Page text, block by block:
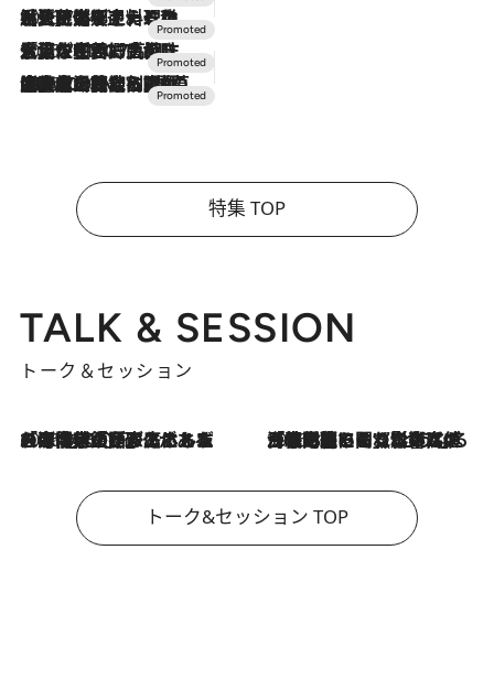
2026.7.24
【夏限定ディナーコース】旬を迎える稚鮎や花ズッキーニなどをイタリア・トスカーナの郷土料理の手法で満喫！
2026.7.17
「土佐和ハーブかき氷」がOMO7高知に登場！生姜、山椒、大葉など目にも舌にも涼を呼ぶ郷土の味
2026.7.10
NEW OPEN！【界 草津】名湯の地に誕生。趣の異なる2種の温泉と上州ならではの会席・蕎麦割烹など美食を味わう究極の癒やし旅
特集 TOP
TALK & SESSION
トーク＆セッション
2026.8.3
「今後値上げがあるとすれば…」「リスクがあるのは今年の冬」エネルギー専門家が語る、ホルムズ海峡封鎖が家庭にもたらす“ある心配” 2026.8.3
「住宅建てられない…」「サーチャージ料の高値が続いている」ホルムズ海峡封鎖による影響はいつまで続く？《エネルギー専門家に聞く“どうなる日本の暮らし”》
トーク&セッション TOP